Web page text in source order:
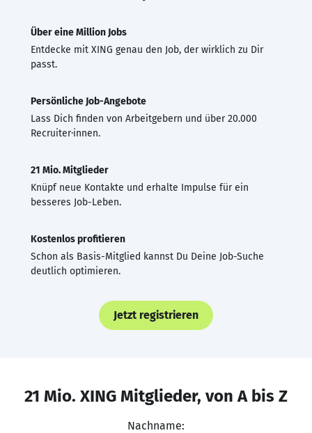
Über eine Million Jobs
Entdecke mit XING genau den Job, der wirklich zu Dir
passt.
Persönliche Job-Angebote
Lass Dich finden von Arbeitgebern und über 20.000
Recruiter·innen.
21 Mio. Mitglieder
Knüpf neue Kontakte und erhalte Impulse für ein
besseres Job-Leben.
Kostenlos profitieren
Schon als Basis-Mitglied kannst Du Deine Job-Suche
deutlich optimieren.
Jetzt registrieren
21 Mio. XING Mitglieder, von A bis Z
Nachname: